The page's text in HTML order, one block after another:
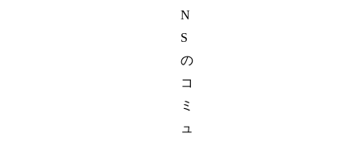
N
S
の
コ
ミ
ュ